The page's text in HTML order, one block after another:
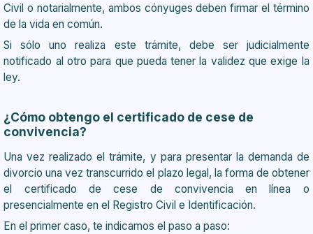
Civil o notarialmente, ambos cónyuges deben firmar el término
de la vida en común.
Si sólo uno realiza este trámite, debe ser judicialmente
notificado al otro para que pueda tener la validez que exige la
ley.
¿Cómo obtengo el certificado de cese de
convivencia?
Una vez realizado el trámite, y para presentar la demanda de
divorcio una vez transcurrido el plazo legal, la forma de obtener
el certificado de cese de convivencia en línea o
presencialmente en el Registro Civil e Identificación.
En el primer caso, te indicamos el paso a paso: